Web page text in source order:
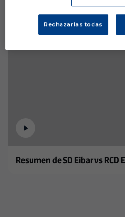
Resumen de SD Eibar vs RCD
Rechazarlas todas